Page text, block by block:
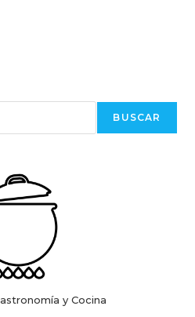
BUSCAR
y Cocina